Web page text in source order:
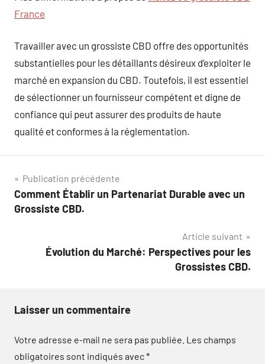
France
Travailler avec un grossiste CBD offre des opportunités
substantielles pour les détaillants désireux d’exploiter le
marché en expansion du CBD. Toutefois, il est essentiel
de sélectionner un fournisseur compétent et digne de
confiance qui peut assurer des produits de haute
qualité et conformes à la réglementation.
Navigation
de
Publication précédente
Comment Établir un Partenariat Durable avec un
Grossiste CBD.
Article suivant
Évolution du Marché: Perspectives pour les
Grossistes CBD.
Laisser un commentaire
Votre adresse e-mail ne sera pas publiée. Les champs
obligatoires sont indiqués avec*